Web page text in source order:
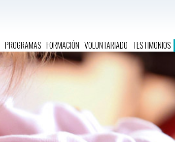
PROGRAMAS FORMACIÓN VOLUNTARIADO TESTIMONIOS